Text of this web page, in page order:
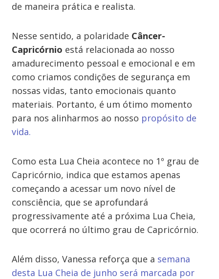
de maneira prática e realista.
Nesse sentido, a polaridade Câncer-
Capricórnio está relacionada ao nosso
amadurecimento pessoal e emocional e em
como criamos condições de segurança em
nossas vidas, tanto emocionais quanto
materiais. Portanto, é um ótimo momento
para nos alinharmos ao nosso propósito de
vida.
Como esta Lua Cheia acontece no 1º grau de
Capricórnio, indica que estamos apenas
começando a acessar um novo nível de
consciência, que se aprofundará
progressivamente até a próxima Lua Cheia,
que ocorrerá no último grau de Capricórnio.
Além disso, Vanessa reforça que a semana
desta Lua Cheia de junho será marcada por